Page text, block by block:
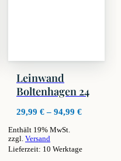
Leinwand
Boltenhagen 24
29,99 € – 94,99 €
Enthält 19% MwSt.
zzgl. Versand
Lieferzeit: 10 Werktage